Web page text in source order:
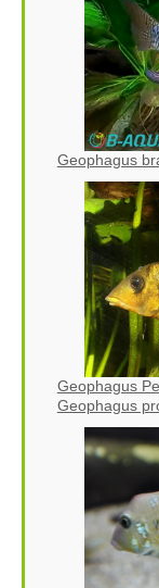
Geophagus
Geophagus
Geophagus